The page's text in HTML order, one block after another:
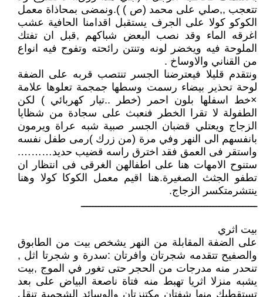
تتعجب ,,صلي على محمد (ص ) ).ونمضى بمحاذاة معمل
الكوكو كولا على الجرف يستقبل اقدامنا الحافية عشب
اغرقه الماء وقد نصب البعض شباكهم ,قبل ان تفتك
الملوحة فيه ويخضر لونه وتنتن رائحته وتفوح فيه انواع
من القناني والاوساخ .
ونتقدم قليلا فيعترضنا الجسر تنتصب قربه على الضفة
لوحة تحذير بيضاء رسمت وسطها جمجمة تعلوها علامة
×خط اسفلها بلون احمر (خطر ..تيار كهربائي ) لكن
الطفولة لا تقرا الخطر فنعبث على سجادة من شظايا
الزجاج ويعتلي قضبان الجسر صبية شبه عراة ويرمون
بانفسهم الى النهر وفي مرة (من زرك )رمى طفل نفسه
واستقر فى العمق فقد اخترق راسه قضيب حديد……….
ستنوح الامهات هنا على اطفالهن الغرقى فى انتظار ان
تطفو الجثث الصغيرة.هنا اقيم معمل الكوكا كولا وهنا
ينتشرمتكسر الزجاج.
ــــــــــــــــــــــــــــــــــــــــــــــــــــــــــــ
بيت اثري
على الضفة المقابلة من النهر يشخص بيت من الطابوق
والصفيح تتقدمه شجرتان وافرتان :سدرة و شجرتا اثل ,
تنحدر منه مدرجات من الحجر حتى تغور في الموج ,بيت
يشبه منزلا اثريا تهبط منه فتاة ناصعة البياض على بعد
تستقطبك منها شفتان مكتنزتان والوسائد الشحمية تنقل